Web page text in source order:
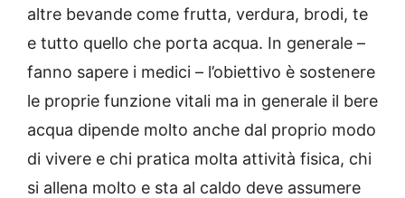
altre bevande come frutta, verdura, brodi, te
e tutto quello che porta acqua. In generale –
fanno sapere i medici – l’obiettivo è sostenere
le proprie funzione vitali ma in generale il bere
acqua dipende molto anche dal proprio modo
di vivere e chi pratica molta attività fisica, chi
si allena molto e sta al caldo deve assumere